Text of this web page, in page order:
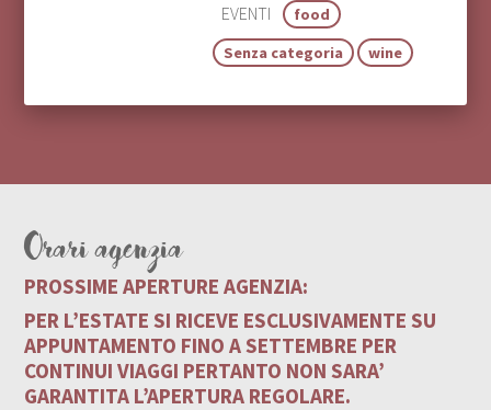
EVENTI
food
Senza categoria
wine
Orari agenzia
PROSSIME APERTURE AGENZIA:
PER L’ESTATE SI RICEVE ESCLUSIVAMENTE SU
APPUNTAMENTO FINO A SETTEMBRE PER
CONTINUI VIAGGI PERTANTO NON SARA’
GARANTITA L’APERTURA REGOLARE.